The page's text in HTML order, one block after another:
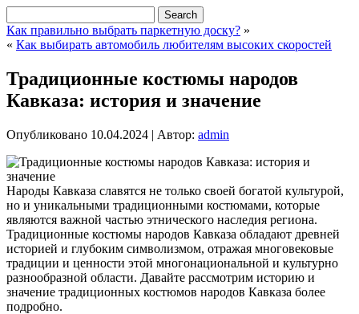
Как правильно выбрать паркетную доску? »
« Как выбирать автомобиль любителям высоких скоростей
Традиционные костюмы народов
Кавказа: история и значение
Опубликовано 10.04.2024 | Автор: admin
Народы Кавказа славятся не только своей богатой культурой,
но и уникальными традиционными костюмами, которые
являются важной частью этнического наследия региона.
Традиционные костюмы народов Кавказа обладают древней
историей и глубоким символизмом, отражая многовековые
традиции и ценности этой многонациональной и культурно
разнообразной области. Давайте рассмотрим историю и
значение традиционных костюмов народов Кавказа более
подробно.